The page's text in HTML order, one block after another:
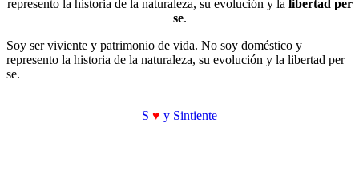
represento la historia de la naturaleza, su evolución y la libertad per
se.
Soy ser viviente y patrimonio de vida. No soy doméstico y
represento la historia de la naturaleza, su evolución y la libertad per
se.
S ♥ y Sintiente